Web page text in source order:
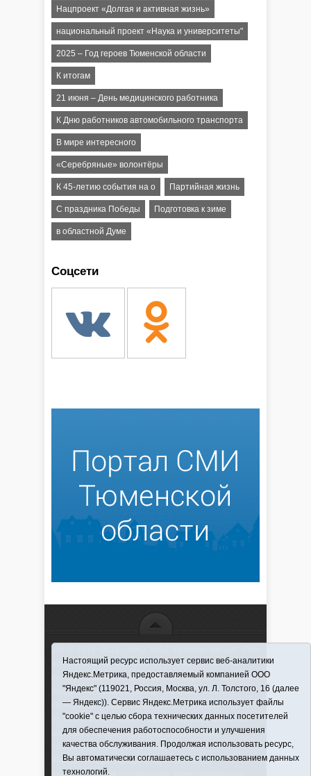
Нацпроект «Долгая и активная жизнь»
национальный проект «Наука и университеты"
2025 – Год героев Тюменской области
К итогам
21 июня – День медицинского работника
К Дню работников автомобильного транспорта
В мире интересного
«Серебряные» волонтёры
К 45-летию события на о Партийная жизнь
С праздника Победы Подготовка к зиме
в областной Думе
Соцсети
использовании материалов ссылка обязательна
Информационная лента выходит при финансовой
поддержке правительства Тюменской области
Регистрационный номер СМИ ЭЛ № ФС 77-66066
от 10.06. 2016 г. выдано Федеральной службой по
надзору в сфере связи, информационных
технологий и массовых коммуникаций.
Учредитель (соучредители) Автономная
Настоящий ресурс использует сервис веб-аналитики
Яндекс.Метрика, предоставляемый компанией ООО
"Яндекс" (119021, Россия, Москва, ул. Л. Толстого, 16 (далее
— Яндекс)). Сервис Яндекс.Метрика использует файлы
"cookie" с целью сбора технических данных посетителей
для обеспечения работоспособности и улучшения
качества обслуживания. Продолжая использовать ресурс,
Вы автоматически соглашаетесь с использованием данных
технологий.